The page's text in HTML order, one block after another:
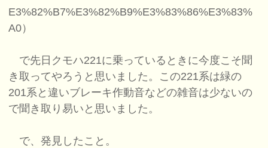
E3%82%B7%E3%82%B9%E3%83%86%E3%83%
A0）
で先日クモハ221に乗っているときに今度こそ聞
き取ってやろうと思いました。この221系は緑の
201系と違いブレーキ作動音などの雑音は少ないの
で聞き取り易いと思いました。
で、発見したこと。